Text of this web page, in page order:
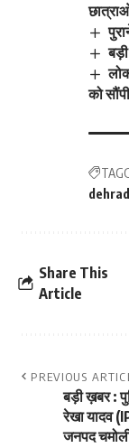
को
Share This
Article
PREVIOUS
बड़ी ख़बर :
रेखा यादव
जनपद